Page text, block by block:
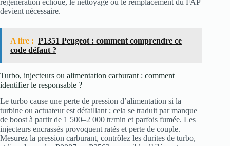
devient nécessaire.
A lire : P1351 Peugeot : comment comprendre ce
code défaut ?
Turbo, injecteurs ou alimentation carburant : comment
identifier le responsable ?
Le turbo cause une perte de pression d’alimentation si la
turbine ou actuateur est défaillant ; cela se traduit par manque
de boost à partir de 1 500–2 000 tr/min et parfois fumée. Les
injecteurs encrassés provoquent ratés et perte de couple.
Mesurez la pression carburant, contrôlez les durites de turbo,